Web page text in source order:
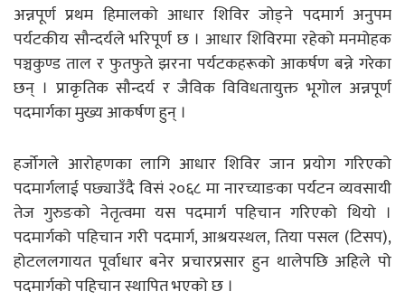
अन्नपूर्ण प्रथम हिमालको आधार शिविर जोड्ने पदमार्ग अनुपम
पर्यटकीय सौन्दर्यले भरिपूर्ण छ । आधार शिविरमा रहेको मनमोहक
पञ्चकुण्ड ताल र फुतफुते झरना पर्यटकहरूको आकर्षण बन्ने गरेका
छन् । प्राकृतिक सौन्दर्य र जैविक विविधतायुक्त भूगोल अन्नपूर्ण
पदमार्गका मुख्य आकर्षण हुन् ।
हर्जोगले आरोहणका लागि आधार शिविर जान प्रयोग गरिएको
पदमार्गलाई पछ्याउँदै विसं २०६८ मा नारच्याङका पर्यटन व्यवसायी
तेज गुरुङको नेतृत्वमा यस पदमार्ग पहिचान गरिएको थियो ।
पदमार्गको पहिचान गरी पदमार्ग, आश्रयस्थल, तिया पसल (टिसप),
होटललगायत पूर्वाधार बनेर प्रचारप्रसार हुन थालेपछि अहिले पो
पदमार्गको पहिचान स्थापित भएको छ ।